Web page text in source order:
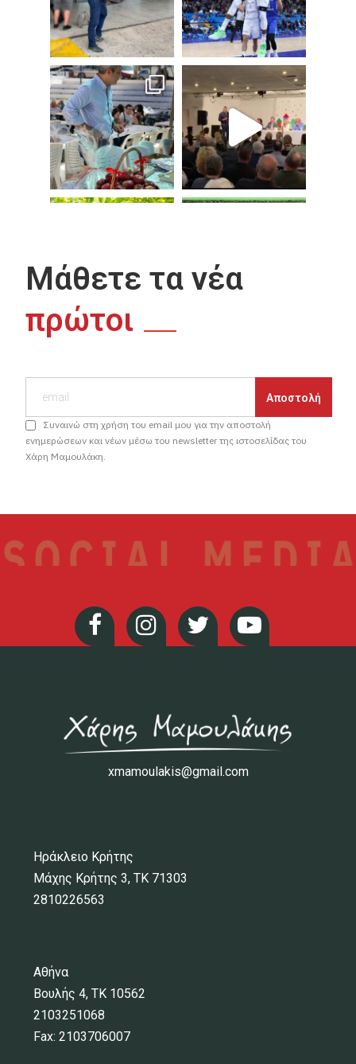
Μάθετε τα νέα
πρώτοι
Συναινώ στη χρήση του email μου για την αποστολή
ενημερώσεων και νέων μέσω του newsletter της ιστοσελίδας του
Χάρη Μαμουλάκη.
xmamoulakis@gmail.com
Ηράκλειο Κρήτης
Μάχης Κρήτης 3, ΤΚ 71303
2810226563
Αθήνα
Βουλής 4, ΤΚ 10562
2103251068
Fax: 2103706007